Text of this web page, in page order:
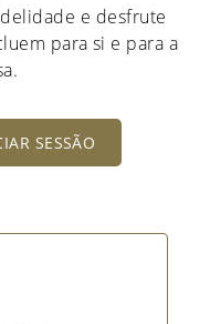
e desfrute
para si e para a
SESSÃO